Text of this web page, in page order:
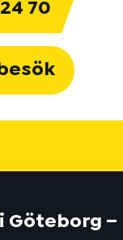
70
Göteborg